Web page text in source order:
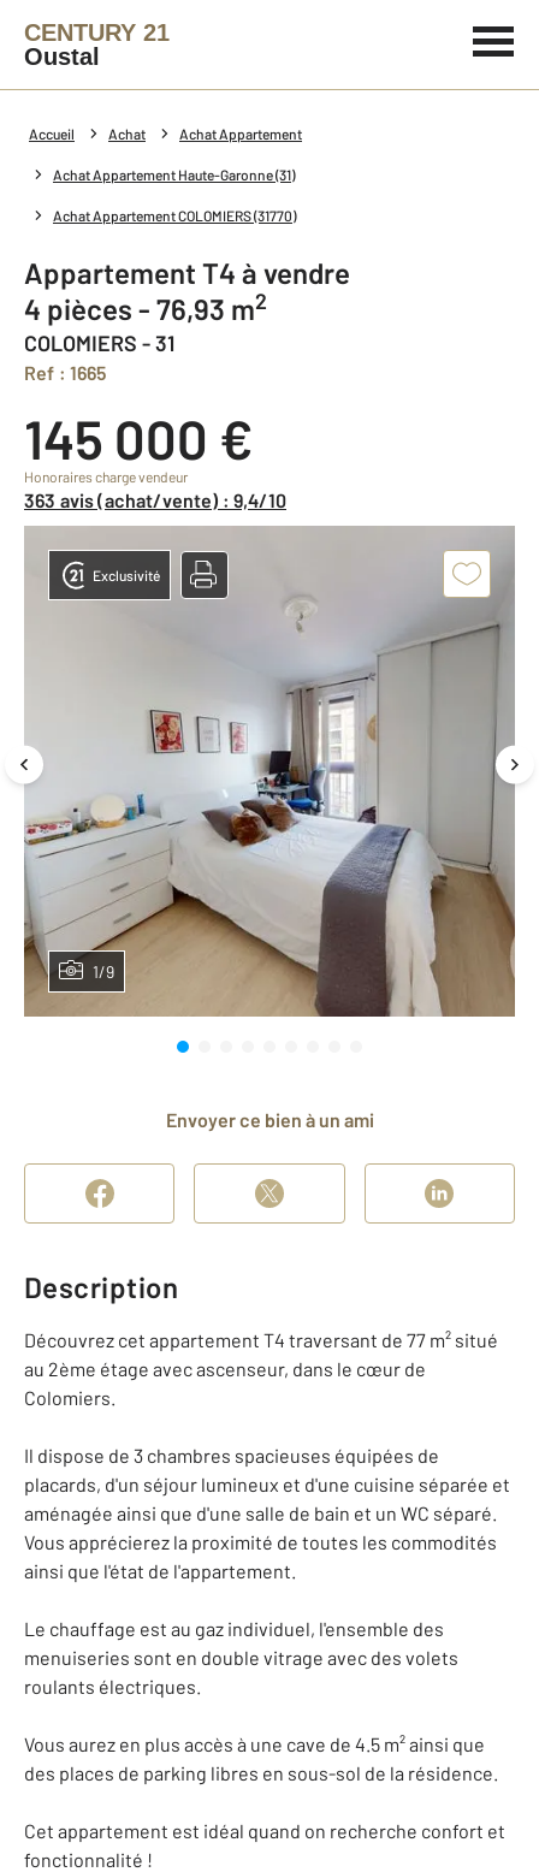
CENTURY 21
Oustal
Accueil Achat Achat Appartement
Achat Appartement Haute-Garonne (31)
Achat Appartement COLOMIERS (31770)
Appartement T4 à vendre
4 pièces - 76,93 m2
COLOMIERS - 31
Ref : 1665
145 000 €
Honoraires charge vendeur
363 avis (achat/vente) : 9,4/10
1/9
Exclusivité
Envoyer ce bien à un ami
Description
Découvrez cet appartement T4 traversant de 77 m² situé
au 2ème étage avec ascenseur, dans le cœur de
Colomiers.
Il dispose de 3 chambres spacieuses équipées de
placards, d'un séjour lumineux et d'une cuisine séparée et
aménagée ainsi que d'une salle de bain et un WC séparé.
Vous apprécierez la proximité de toutes les commodités
ainsi que l'état de l'appartement.
Le chauffage est au gaz individuel, l'ensemble des
menuiseries sont en double vitrage avec des volets
roulants électriques.
Vous aurez en plus accès à une cave de 4.5 m² ainsi que
des places de parking libres en sous-sol de la résidence.
Cet appartement est idéal quand on recherche confort et
fonctionnalité !